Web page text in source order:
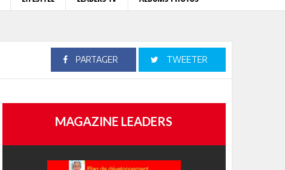
PARTAGER TWEETER
MAGAZINE LEADERS